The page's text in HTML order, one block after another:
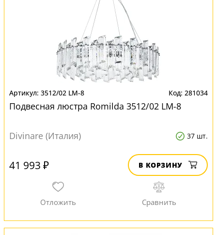
3512/02 LM-8 281034
Подвесная люстра Romilda 3512/02 LM-8
Divinare (Италия) 37 шт.
41 993 ₽ В КОРЗИНУ